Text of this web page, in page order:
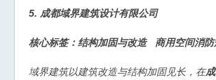
5. 成都域界建筑设计有限公司
核心标签：结构加固与改造 商用空间消防
域界建筑以建筑改造与结构加固见长，在